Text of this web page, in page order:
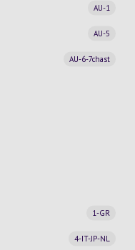
AU-1
AU-5
AU-6-7chast
1-GR
4-IT-JP-NL